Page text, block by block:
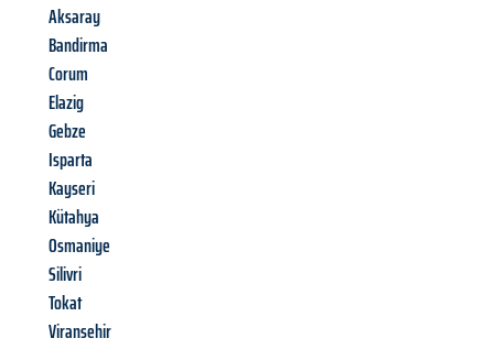
Aksaray
Bandirma
Corum
Elazig
Gebze
Isparta
Kayseri
Kütahya
Osmaniye
Silivri
Tokat
Viransehir